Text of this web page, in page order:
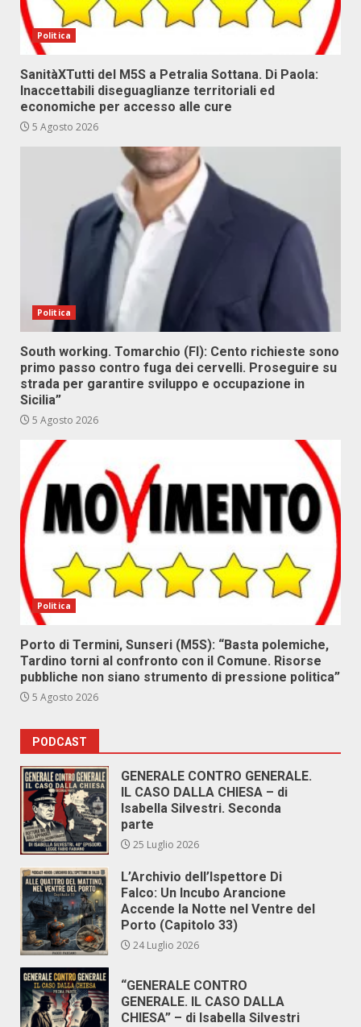
Politica
SanitàXTutti del M5S a Petralia Sottana. Di Paola:
Inaccettabili diseguaglianze territoriali ed
economiche per accesso alle cure
5 Agosto 2026
Politica
South working. Tomarchio (FI): Cento richieste sono
primo passo contro fuga dei cervelli. Proseguire su
strada per garantire sviluppo e occupazione in
Sicilia”
5 Agosto 2026
Politica
Porto di Termini, Sunseri (M5S): “Basta polemiche,
Tardino torni al confronto con il Comune. Risorse
pubbliche non siano strumento di pressione politica”
5 Agosto 2026
PODCAST
GENERALE CONTRO GENERALE.
IL CASO DALLA CHIESA – di
Isabella Silvestri. Seconda
parte
25 Luglio 2026
L’Archivio dell’Ispettore Di
Falco: Un Incubo Arancione
Accende la Notte nel Ventre del
Porto (Capitolo 33)
24 Luglio 2026
“GENERALE CONTRO
GENERALE. IL CASO DALLA
CHIESA” – di Isabella Silvestri